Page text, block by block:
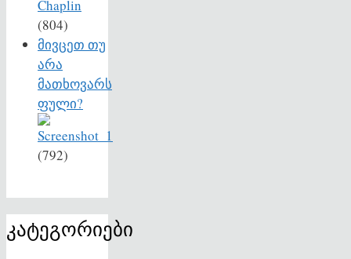
(804)
მივცეთ თუ
არა
მათხოვარს
ფული?
(792)
კატეგორიები